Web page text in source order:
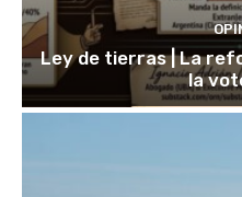
Ley de tierras | La
la